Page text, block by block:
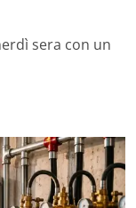
sera con un